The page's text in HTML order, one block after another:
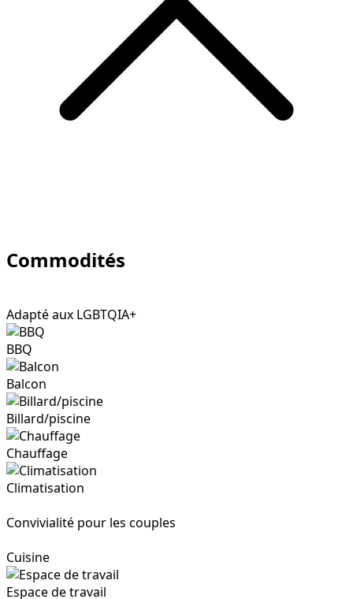
Commodités
Adapté aux LGBTQIA+
BBQ
Balcon
Billard/piscine
Chauffage
Climatisation
Convivialité pour les couples
Cuisine
Espace de travail